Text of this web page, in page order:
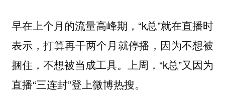
早在上个月的流量高峰期，“k总”就在直播时
表示，打算再干两个月就停播，因为不想被
捆住，不想被当成工具。上周，“k总”又因为
直播“三连封”登上微博热搜。